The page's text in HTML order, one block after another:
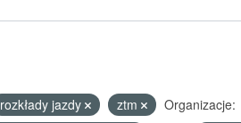
rozkłady jazdy ztm
Organizacje: